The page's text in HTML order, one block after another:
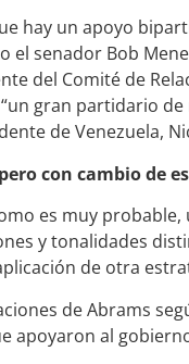
hay un apoyo
el senador Bob
del Comité de
gran partidario
de Venezuela,
con cambio de
es muy
y tonalidades
de otra
de Abrams
apoyaron al